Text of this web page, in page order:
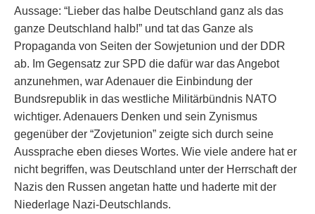
Aussage: “Lieber das halbe Deutschland ganz als das
ganze Deutschland halb!” und tat das Ganze als
Propaganda von Seiten der Sowjetunion und der DDR
ab. Im Gegensatz zur SPD die dafür war das Angebot
anzunehmen, war Adenauer die Einbindung der
Bundsrepublik in das westliche Militärbündnis NATO
wichtiger. Adenauers Denken und sein Zynismus
gegenüber der “Zovjetunion” zeigte sich durch seine
Aussprache eben dieses Wortes. Wie viele andere hat er
nicht begriffen, was Deutschland unter der Herrschaft der
Nazis den Russen angetan hatte und haderte mit der
Niederlage Nazi-Deutschlands.